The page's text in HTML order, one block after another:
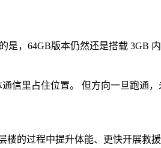
是，64GB版本仍然还是搭载 3GB
信里占住位置。 但方向一旦跑通
的过程中提升体能、更快开展救